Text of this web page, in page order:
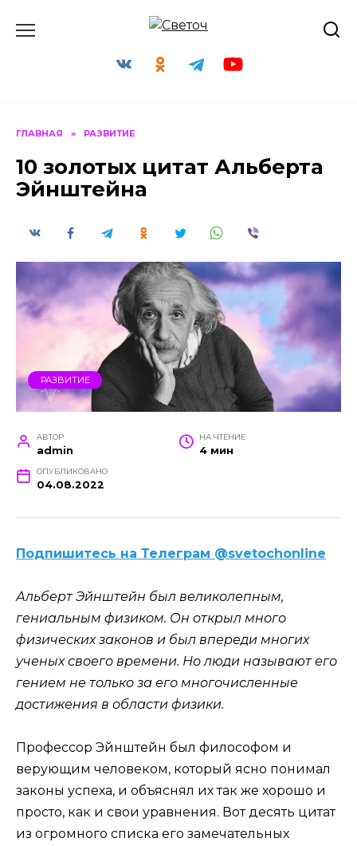
ГЛАВНАЯ » РАЗВИТИЕ
10 золотых цитат Альберта
Эйнштейна
РАЗВИТИЕ
АВТОР
admin
НА ЧТЕНИЕ
4 мин
ОПУБЛИКОВАНО
04.08.2022
Подпишитесь на Телеграм @svetochonline
Альберт Эйнштейн был великолепным,
гениальным физиком. Он открыл много
физических законов и был впереди многих
ученых своего времени. Но люди называют его
гением не только за его многочисленные
достижения в области физики.
Профессор Эйнштейн был философом и
верующим человеком, который ясно понимал
законы успеха, и объяснял их так же хорошо и
просто, как и свои уравнения. Вот десять цитат
из огромного списка его замечательных